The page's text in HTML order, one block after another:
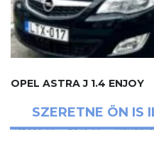
SZERETNE ÖN IS
OPEL ASTRA J 1.4 ENJOY
183000 2010